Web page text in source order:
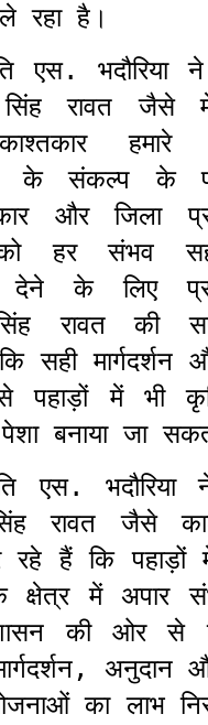
रहा है।
एस. भदौरिया
सिंह रावत जैसे
हमारे
के संकल्प के
और जिला
को हर संभव
देने के लिए
रावत की
सही मार्गदर्शन
पहाड़ों में भी
बनाया जा
एस.
रावत जैसे
रहे हैं कि
क्षेत्र में अपार
की ओर से
अनुदान
का लाभ